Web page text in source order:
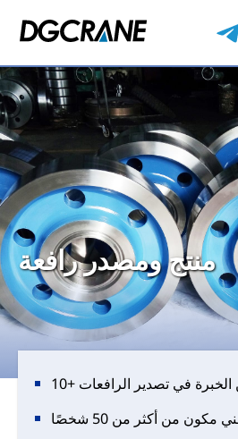
منتج ومصدر رافعة
الخبرة في تصدير الرافعات
مكون من أكثر من 50 شخصًا